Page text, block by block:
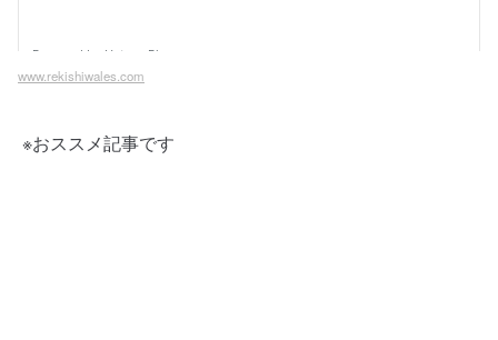
www.rekishiwales.com
※おススメ記事です